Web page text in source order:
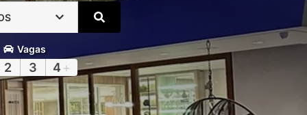
Vagas
2 3 4 +